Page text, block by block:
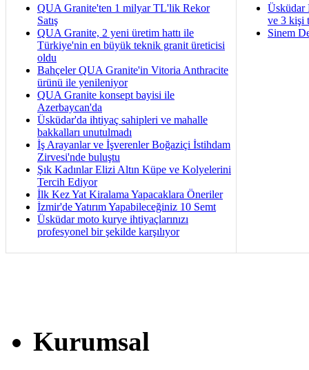
QUA Granite'ten 1 milyar TL'lik Rekor
Satış
QUA Granite, 2 yeni üretim hattı ile
Türkiye'nin en büyük teknik granit üreticisi
oldu
Bahçeler QUA Granite'in Vitoria Anthracite
ürünü ile yenileniyor
QUA Granite konsept bayisi ile
Azerbaycan'da
Üsküdar'da ihtiyaç sahipleri ve mahalle
bakkalları unutulmadı
İş Arayanlar ve İşverenler Boğaziçi İstihdam
Zirvesi'nde buluştu
Şık Kadınlar Elizi Altın Küpe ve Kolyelerini
Tercih Ediyor
İlk Kez Yat Kiralama Yapacaklara Öneriler
İzmir'de Yatırım Yapabileceğiniz 10 Semt
Üsküdar moto kurye ihtiyaçlarınızı
profesyonel bir şekilde karşılıyor
Üsküdar
ve 3 kişi
Sinem
Kurumsal